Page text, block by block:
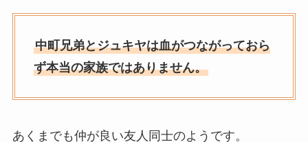
中町兄弟とジュキヤは血がつながっておら
ず本当の家族ではありません。
あくまでも仲が良い友人同士のようです。